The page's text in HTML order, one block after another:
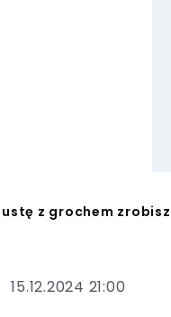
z grochem
15.12.2024 21:00